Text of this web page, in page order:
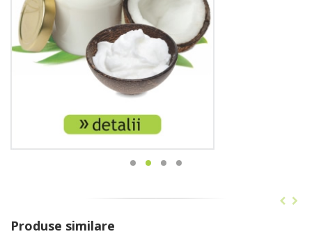
Produse similare